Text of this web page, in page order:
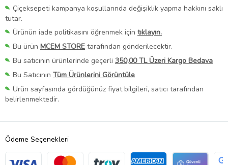
Çiçeksepeti kampanya koşullarında değişiklik yapma hakkını saklı
tutar.
Ürünün iade politikasını öğrenmek için tıklayın.
Bu ürün MCEM STORE tarafından gönderilecektir.
Bu satıcının ürünlerinde geçerli 350,00 TL Üzeri Kargo Bedava
Bu Satıcının Tüm Ürünlerini Görüntüle
Ürün sayfasında gördüğünüz fiyat bilgileri, satıcı tarafından
belirlenmektedir.
Ödeme Seçenekleri